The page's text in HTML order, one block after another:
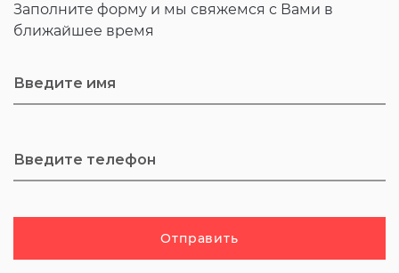
Заполните форму и мы свяжемся с Вами в
ближайшее время
Отправить